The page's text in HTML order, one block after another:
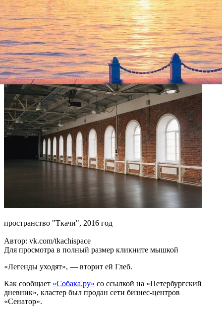
под мероприятия. Спасибо за то, что были с нами!» —
обратились представители проекта к подписчикам.
Многие огорчены известием. «У вас была хорошая площадка
и проходили интересные культурные события! — написала
подписчица Елена. — Вы действительно были самыми
креативными и интересными! Жаль, очень жаль».
пространство "Ткачи", 2016 год
Автор: vk.com/tkachispace
Для просмотра в полный размер кликните мышкой
«Легенды уходят», — вторит ей Глеб.
Как сообщает «Собака.ру» со ссылкой на «Петербургский
дневник», кластер был продан сети бизнес-центров
«Сенатор».